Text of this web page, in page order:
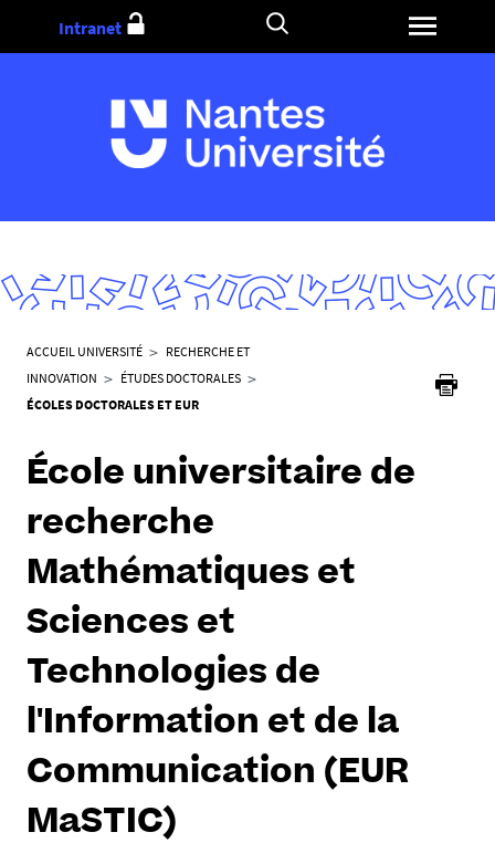
Aller
Intranet
V
o
u
ê
t
s
i
c
i
:
ACCUEIL UNIVERSITÉ
RECHERCHE ET
INNOVATION
ÉTUDES DOCTORALES
ÉCOLES DOCTORALES ET EUR
École universitaire de
recherche
Mathématiques et
Sciences et
Technologies de
l'Information et de la
Communication (EUR
MaSTIC)